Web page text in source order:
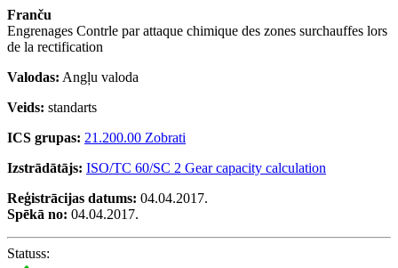
Franču
Engrenages Contrle par attaque chimique des zones surchauffes lors
de la rectification
Valodas: Angļu valoda
Veids: standarts
ICS grupas: 21.200.00 Zobrati
Izstrādātājs: ISO/TC 60/SC 2 Gear capacity calculation
Reģistrācijas datums: 04.04.2017.
Spēkā no: 04.04.2017.
Statuss: